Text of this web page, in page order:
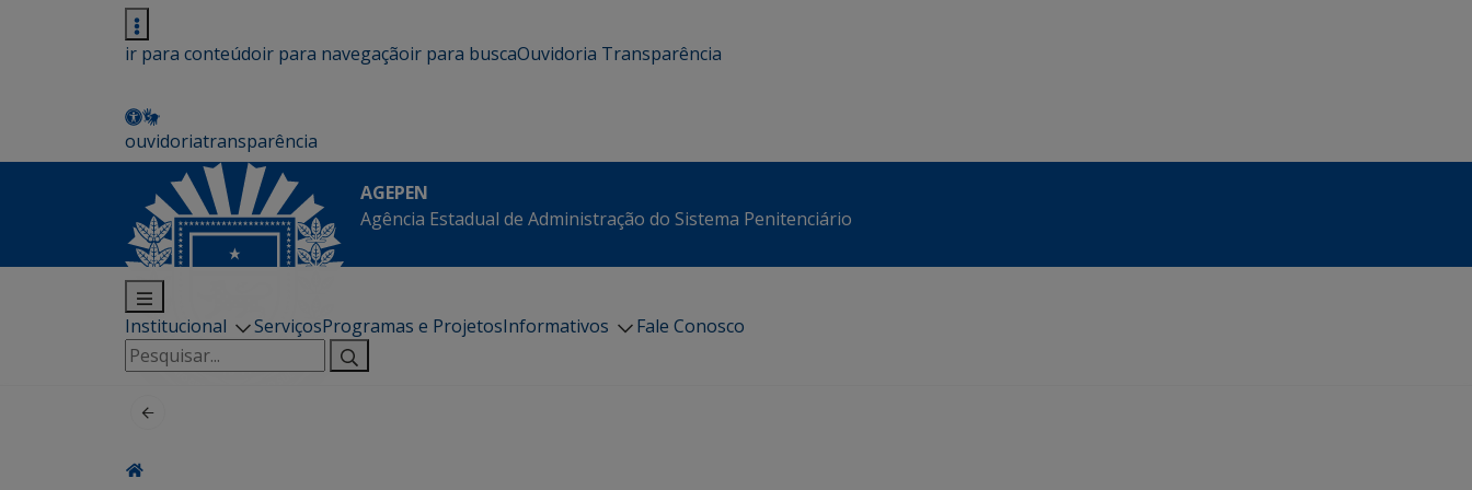
ir para conteúdoir para navegaçãoir para buscaOuvidoria Transparência
ouvidoriatransparência
AGEPEN
Agência Estadual de Administração do Sistema Penitenciário
Institucional ServiçosProgramas e ProjetosInformativos
Fale Conosco
Pesquisar
por: